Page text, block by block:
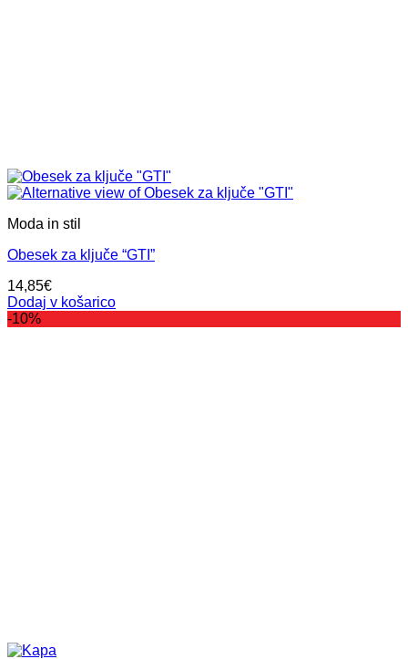
Moda in stil
Obesek za ključe “GTI”
14,85€
Dodaj v košarico
-10%